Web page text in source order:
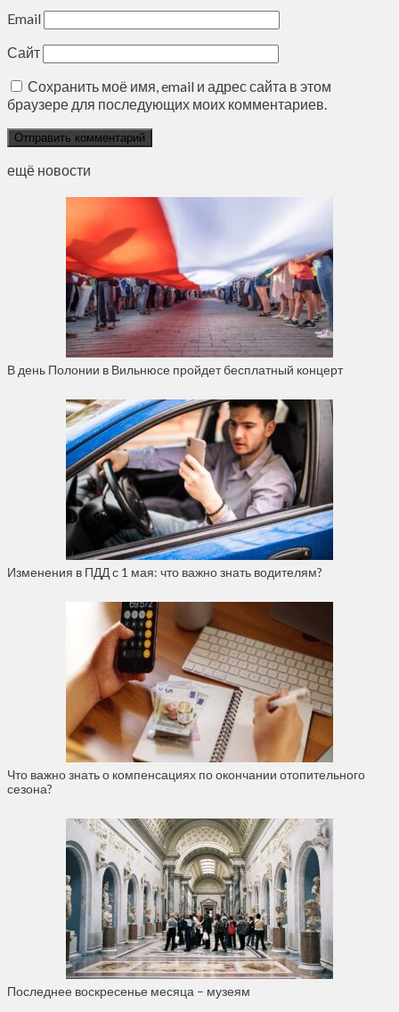
Email
Сайт
Сохранить моё имя, email и адрес сайта в этом
браузере для последующих моих комментариев.
ещё новости
В день Полонии в Вильнюсе пройдет бесплатный концерт
Изменения в ПДД с 1 мая: что важно знать водителям?
Что важно знать о компенсациях по окончании отопительного
сезона?
Последнее воскресенье месяца – музеям